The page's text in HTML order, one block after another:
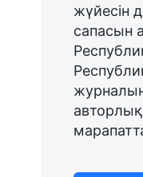
жүйесін
сапасын